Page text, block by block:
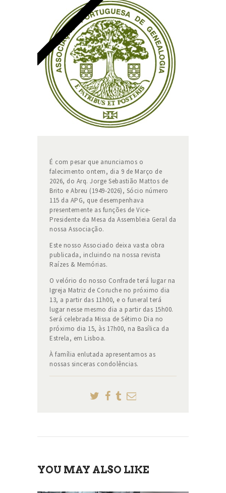
É com pesar que anunciamos o
falecimento ontem, dia 9 de Março de
2026, do Arq. Jorge Sebastião Mattos de
Brito e Abreu (1949-2026), Sócio número
115 da APG, que desempenhava
presentemente as funções de Vice-
Presidente da Mesa da Assembleia Geral da
nossa Associação.
Este nosso Associado deixa vasta obra
publicada, incluindo na nossa revista
Raízes & Memórias.
O velório do nosso Confrade terá lugar na
Igreja Matriz de Coruche no próximo dia
13, a partir das 11h00, e o funeral terá
lugar nesse mesmo dia a partir das 15h00.
Será celebrada Missa de Sétimo Dia no
próximo dia 15, às 17h00, na Basílica da
Estrela, em Lisboa.
À família enlutada apresentamos as
nossas sinceras condolências.
YOU MAY ALSO LIKE